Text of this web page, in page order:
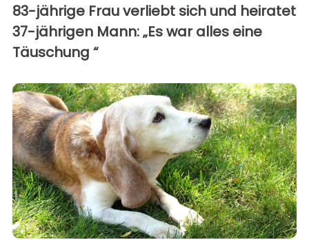
83-jährige Frau verliebt sich und heiratet
37-jährigen Mann: „Es war alles eine
Täuschung “